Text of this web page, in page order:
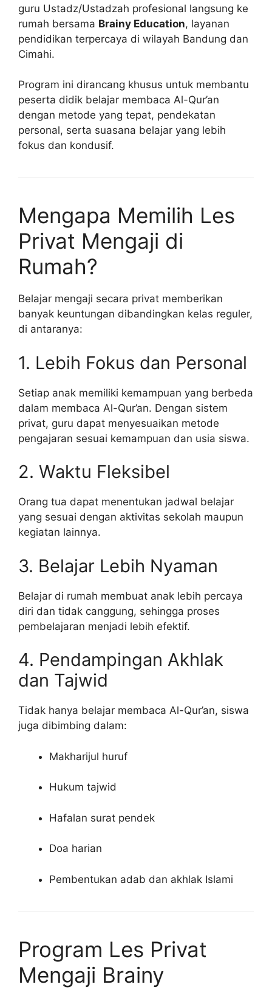
guru Ustadz/Ustadzah profesional langsung ke
rumah bersama Brainy Education, layanan
pendidikan terpercaya di wilayah Bandung dan
Cimahi.
Program ini dirancang khusus untuk membantu
peserta didik belajar membaca Al-Qur’an
dengan metode yang tepat, pendekatan
personal, serta suasana belajar yang lebih
fokus dan kondusif.
Mengapa Memilih Les
Privat Mengaji di
Rumah?
Belajar mengaji secara privat memberikan
banyak keuntungan dibandingkan kelas reguler,
di antaranya:
1. Lebih Fokus dan Personal
Setiap anak memiliki kemampuan yang berbeda
dalam membaca Al-Qur’an. Dengan sistem
privat, guru dapat menyesuaikan metode
pengajaran sesuai kemampuan dan usia siswa.
2. Waktu Fleksibel
Orang tua dapat menentukan jadwal belajar
yang sesuai dengan aktivitas sekolah maupun
kegiatan lainnya.
3. Belajar Lebih Nyaman
Belajar di rumah membuat anak lebih percaya
diri dan tidak canggung, sehingga proses
pembelajaran menjadi lebih efektif.
4. Pendampingan Akhlak
dan Tajwid
Tidak hanya belajar membaca Al-Qur’an, siswa
juga dibimbing dalam:
Makharijul huruf
Hukum tajwid
Hafalan surat pendek
Doa harian
Pembentukan adab dan akhlak Islami
Program Les Privat
Mengaji Brainy